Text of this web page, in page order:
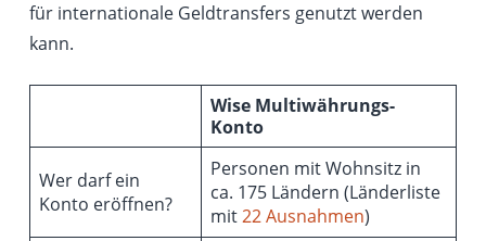
für internationale Geldtransfers genutzt werden
kann.
Wise Multiwährungs-
Konto
Wer darf ein
Konto eröffnen?
Personen mit Wohnsitz in
ca. 175 Ländern (Länderliste
mit22 Ausnahmen)